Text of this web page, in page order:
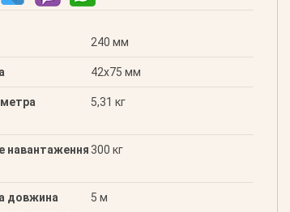
240 мм
42х75 мм
5,31 кг
навантаження 300 кг
довжина
5 м